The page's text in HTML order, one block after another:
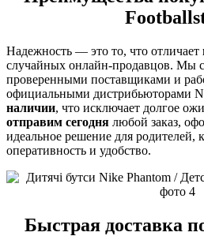
Надежность — это то, что отличает
случайных онлайн-продавцов. Мы
проверенными поставщиками и
официальными дистрибьюторами
наличии, что исключает долгое
отправим сегодня любой заказ,
идеальное решение для родителей,
оперативность и удобство.
Быстрая доставка